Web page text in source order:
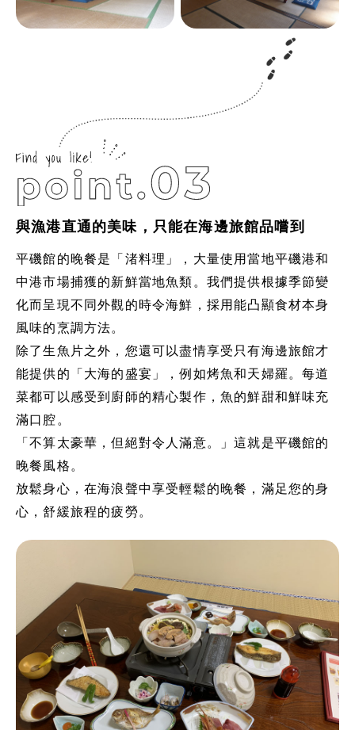
與漁港直通的美味，只能在海邊旅館品嚐到
平磯館的晚餐是「渚料理」，大量使用當地平磯港和
中港市場捕獲的新鮮當地魚類。我們提供根據季節變
化而呈現不同外觀的時令海鮮，採用能凸顯食材本身
風味的烹調方法。
除了生魚片之外，您還可以盡情享受只有海邊旅館才
能提供的「大海的盛宴」，例如烤魚和天婦羅。每道
菜都可以感受到廚師的精心製作，魚的鮮甜和鮮味充
滿口腔。
「不算太豪華，但絕對令人滿意。」這就是平磯館的
晚餐風格。
放鬆身心，在海浪聲中享受輕鬆的晚餐，滿足您的身
心，舒緩旅程的疲勞。